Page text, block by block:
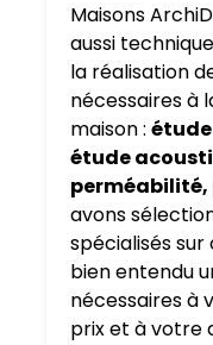
Maisons
aussi
la réalisation
nécessaires à
maison :
étude
perméabilité,
avons
spécialisés
bien entendu
nécessaires à
prix et à votre